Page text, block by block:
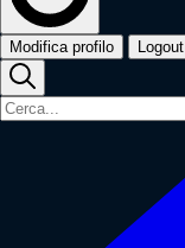
Modifica profilo Logout